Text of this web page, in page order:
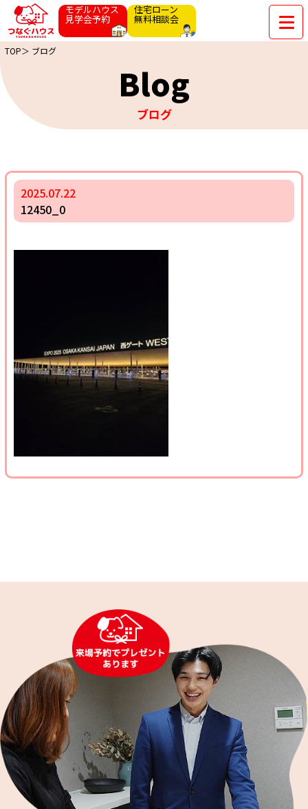
モデルハウス
見学会予約
住宅ローン
無料相談会
TOP＞ ブログ
Blog
ブログ
2025.07.22
12450_0